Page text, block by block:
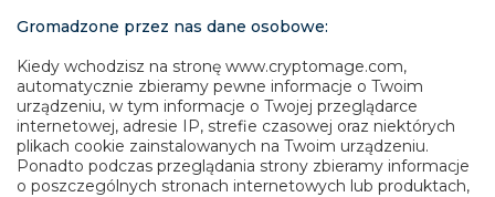
Gromadzone przez nas dane osobowe:
Kiedy wchodzisz na stronę www.cryptomage.com,
automatycznie zbieramy pewne informacje o Twoim
urządzeniu, w tym informacje o Twojej przeglądarce
internetowej, adresie IP, strefie czasowej oraz niektórych
plikach cookie zainstalowanych na Twoim urządzeniu.
Ponadto podczas przeglądania strony zbieramy informacje
o poszczególnych stronach internetowych lub produktach,